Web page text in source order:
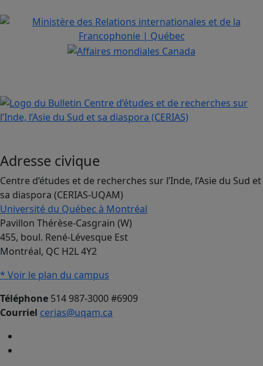
Adresse civique
Centre d’études et de recherches sur l’Inde, l’Asie du Sud et
sa diaspora (CERIAS-UQAM)
Université du Québec à Montréal
Pavillon Thérèse-Casgrain (W)
455, boul. René-Lévesque Est
Montréal, QC H2L 4Y2
* Voir le plan du campus
Téléphone 514 987-3000 #6909
Courriel cerias@uqam.ca